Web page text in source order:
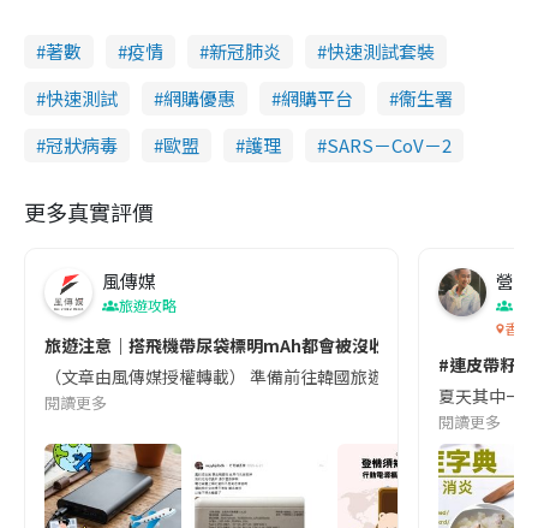
著數 疫情 新冠肺炎
快速測試套裝
快速測試
網購優惠 網購平台
衞生署
冠狀病毒
歐盟 護理 SARS－CoV－2
更多真實評價
風傳媒
旅遊攻略
旅遊注意｜搭飛機帶尿袋標明mAh都會被沒收😱出發前切記檢查
（文章由風傳媒授權轉載） 準備前往韓國旅遊的民眾，近期要
閱讀更多
營養
香港
#連皮帶籽
夏天其中一
閱讀更多